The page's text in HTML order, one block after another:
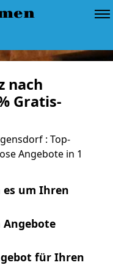
nach
Gratis-
: Top-
Angebote in 1
um Ihren
für Ihren